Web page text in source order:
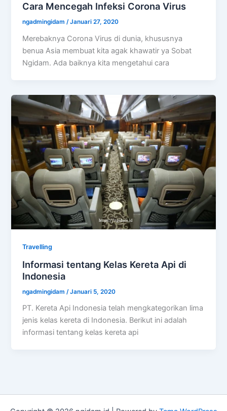
Cara Mencegah Infeksi Corona Virus
ngadmingidam/Januari 27, 2020
Merebaknya Corona Virus di dunia, khususnya
benua Asia membuat kita agak khawatir ya Sobat
Ngidam. Ada baiknya kita mengetahui cara
Travelling
Informasi tentang Kelas Kereta Api di
Indonesia
ngadmingidam /Januari 5, 2020
PT. Kereta Api Indonesia telah mengkategorikan lima
jenis kelas kereta di Indonesia. Berikut ini adalah
informasi tentang kelas kereta api